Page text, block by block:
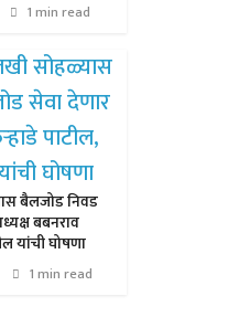
1 min read
बैलजोड निवड
बबनराव
यांची घोषणा
1 min read